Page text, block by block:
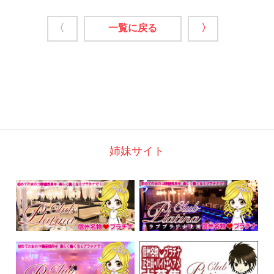
〈 一覧に戻る 〉
姉妹サイト